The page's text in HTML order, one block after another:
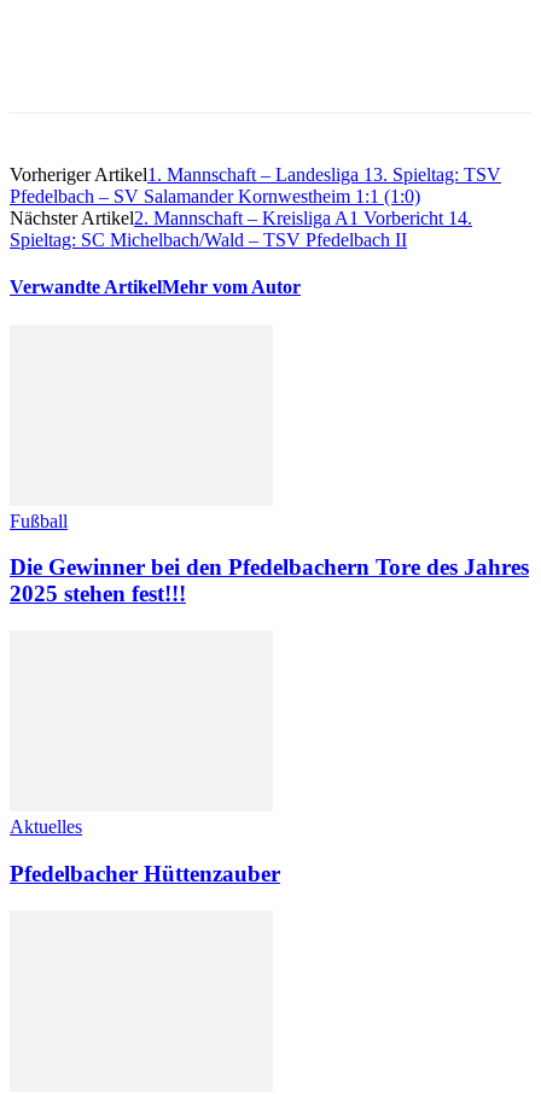
Vorheriger Artikel1. Mannschaft – Landesliga 13. Spieltag: TSV
Pfedelbach – SV Salamander Kornwestheim 1:1 (1:0)
Nächster Artikel2. Mannschaft – Kreisliga A1 Vorbericht 14.
Spieltag: SC Michelbach/Wald – TSV Pfedelbach II
Verwandte ArtikelMehr vom Autor
Fußball
Die Gewinner bei den Pfedelbachern Tore des Jahres
2025 stehen fest!!!
Aktuelles
Pfedelbacher Hüttenzauber